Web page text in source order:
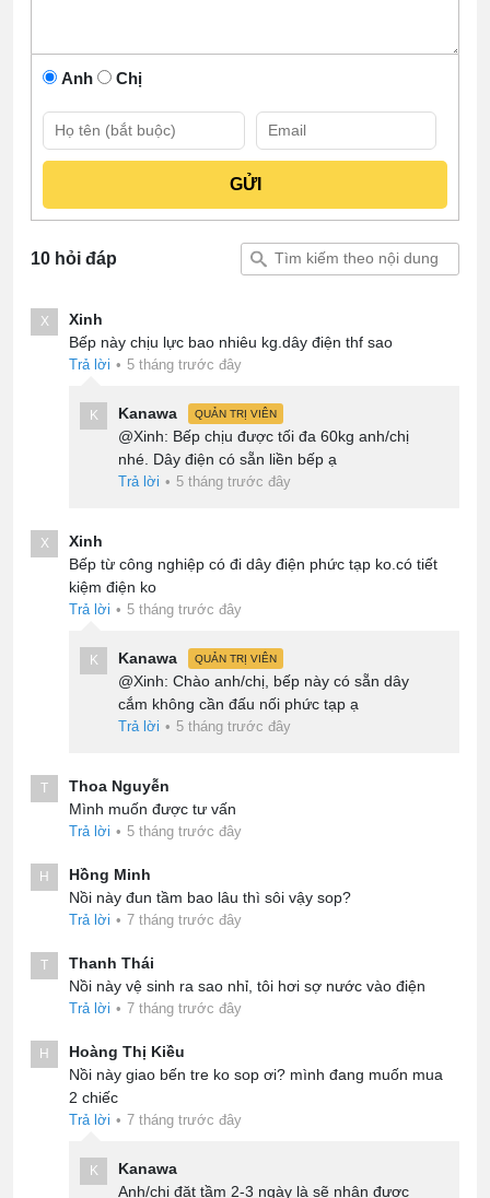
Anh Chị
10 hỏi đáp
X
Xinh
Bếp này chịu lực bao nhiêu kg.dây điện thf sao
Trả lời • 5 tháng trước đây
K Kanawa QUẢN TRỊ VIÊN
@Xinh: Bếp chịu được tối đa 60kg anh/chị
nhé. Dây điện có sẵn liền bếp ạ
Trả lời • 5 tháng trước đây
X
Xinh
Bếp từ công nghiệp có đi dây điện phức tạp ko.có tiết
kiệm điện ko
Trả lời • 5 tháng trước đây
K Kanawa QUẢN TRỊ VIÊN
@Xinh: Chào anh/chị, bếp này có sẵn dây
cắm không cần đấu nối phức tạp ạ
Trả lời • 5 tháng trước đây
T
Thoa Nguyễn
Mình muốn được tư vấn
Trả lời • 5 tháng trước đây
H
Hồng Minh
Nồi này đun tầm bao lâu thì sôi vậy sop?
Trả lời • 7 tháng trước đây
T
Thanh Thái
Nồi này vệ sinh ra sao nhỉ, tôi hơi sợ nước vào điện
Trả lời • 7 tháng trước đây
H
Hoàng Thị Kiều
Nồi này giao bến tre ko sop ơi? mình đang muốn mua
2 chiếc
Trả lời • 7 tháng trước đây
K
Kanawa
Anh/chị đặt tầm 2-3 ngày là sẽ nhận được